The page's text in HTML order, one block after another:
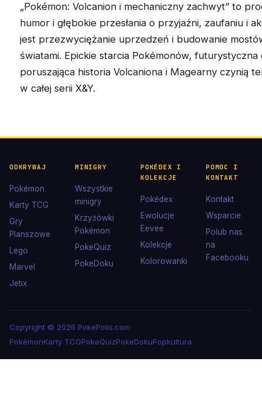
„Pokémon: Volcanion i mechaniczny zachwyt” to
humor i głębokie przesłania o przyjaźni, zaufaniu i
jest przezwyciężanie uprzedzeń i budowanie
światami. Epickie starcia Pokémonów,
poruszająca historia Volcaniona i Magearny czynią
w całej serii X&Y.
ODKRYWAJ
Pokémon
Karty TCG
Gry
Planszowe
Lego
Marvel
Jetix
MINIGRY
Wszystkie
minigry
Krzyżówki
Pokémon
PokeQuiz
PokeDoku
POKÉDEX I
KOLEKCJE
Pokédex
Ewolucje
Eevee
Kolekcje
Kolorowanki
POMOC I
KONTAKT
Kontakt
Wsparcie
Polub nas
na
Facebooku
Copyright © 2026 PokePolis.com
PokémonKarty TCGPokeQuizPokeDokuPopkultura